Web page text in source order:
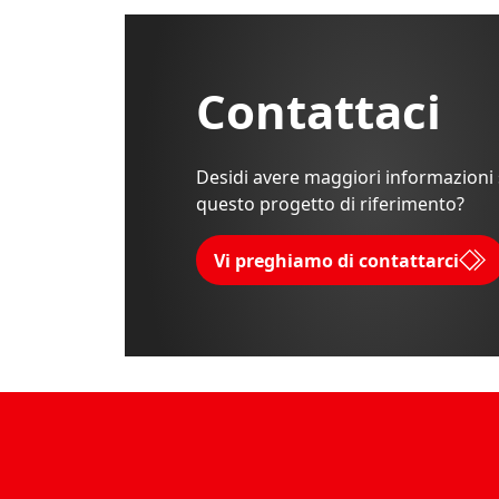
Contattaci
Desidi avere maggiori informazioni
questo progetto di riferimento?
Vi preghiamo di contattarci